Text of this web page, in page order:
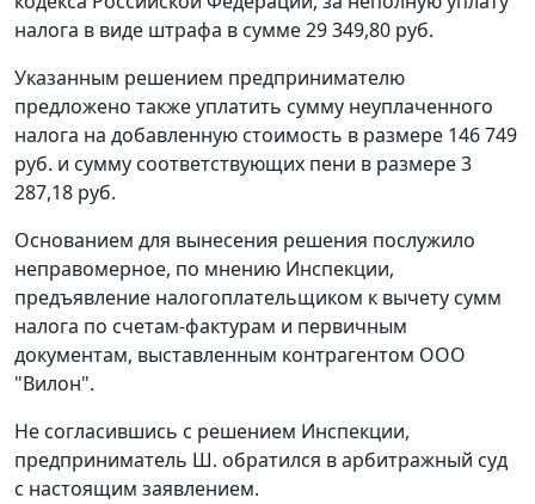
налога в виде штрафа в сумме 29 349,80 руб.
Указанным решением предпринимателю
предложено также уплатить сумму неуплаченного
налога на добавленную стоимость в размере 146 749
руб. и сумму соответствующих пени в размере 3
287,18 руб.
Основанием для вынесения решения послужило
неправомерное, по мнению Инспекции,
предъявление налогоплательщиком к вычету сумм
налога по счетам-фактурам и первичным
документам, выставленным контрагентом ООО
"Вилон".
Не согласившись с решением Инспекции,
предприниматель Ш. обратился в арбитражный суд
с настоящим заявлением.